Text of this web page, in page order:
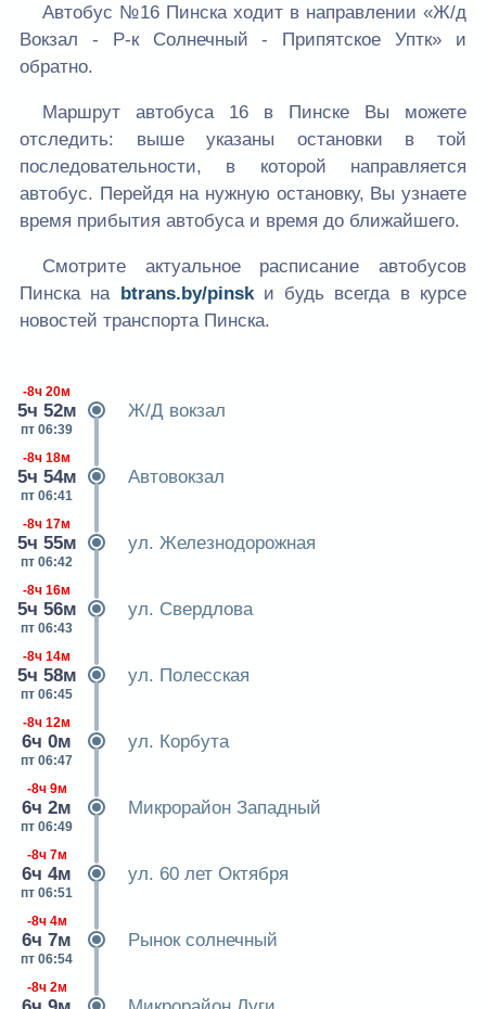
Автобус №16 Пинска ходит в направлении «Ж/д
Вокзал - Р-к Солнечный - Припятское Уптк» и
обратно.
Маршрут автобуса 16 в Пинске Вы можете
отследить: выше указаны остановки в той
последовательности, в которой направляется
автобус. Перейдя на нужную остановку, Вы узнаете
время прибытия автобуса и время до ближайшего.
Смотрите актуальное расписание автобусов
Пинска на btrans.by/pinskи будь всегда в курсе
новостей транспорта Пинска.
-8ч 20м
5ч 52м
пт 06:39
Ж/Д вокзал
-8ч 18м
5ч 54м
пт 06:41
Автовокзал
-8ч 17м
5ч 55м
пт 06:42
ул. Железнодорожная
-8ч 16м
5ч 56м
пт 06:43
ул. Свердлова
-8ч 14м
5ч 58м
пт 06:45
ул. Полесская
-8ч 12м
6ч 0м
пт 06:47
ул. Корбута
-8ч 9м
6ч 2м
пт 06:49
Микрорайон Западный
-8ч 7м
6ч 4м
пт 06:51
ул. 60 лет Октября
-8ч 4м
6ч 7м
пт 06:54
Рынок солнечный
-8ч 2м